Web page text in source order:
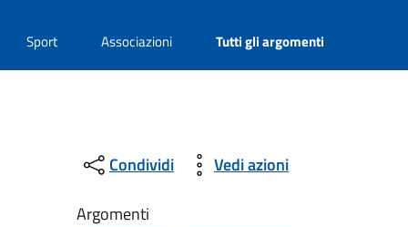
Sport Associazioni Tutti gli argomenti
Condividi
Vedi azioni
Argomenti